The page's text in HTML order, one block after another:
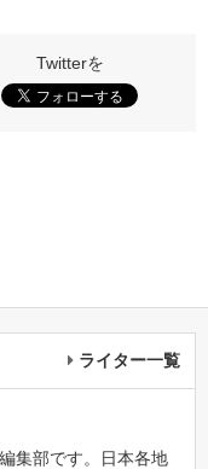
ライター一覧
集部です。日本各地